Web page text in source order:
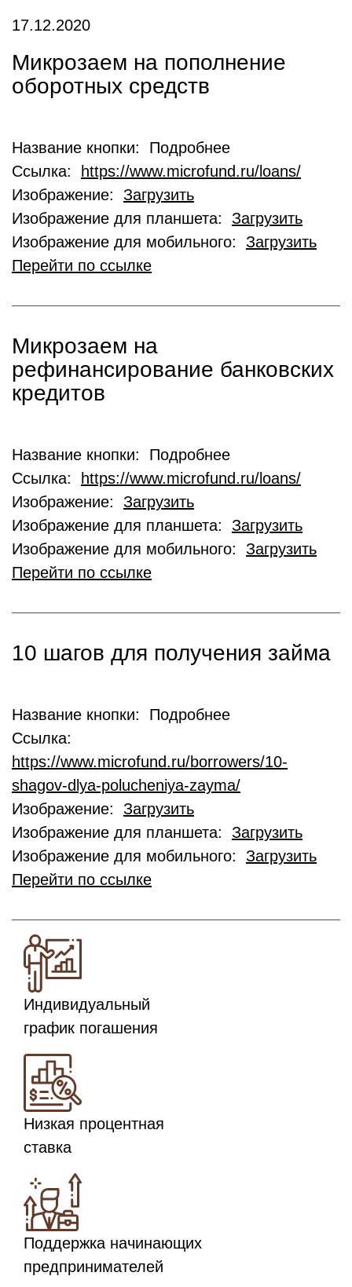
17.12.2020
Микрозаем на пополнение
оборотных средств
Название кнопки: Подробнее
Ссылка:
https://www.microfund.ru/loans/
Изображение: Загрузить
Изображение для планшета: Загрузить
Изображение для мобильного: Загрузить
Перейти по ссылке
Микрозаем на
рефинансирование банковских
кредитов
Название кнопки: Подробнее
Ссылка:
https://www.microfund.ru/loans/
Изображение: Загрузить
Изображение для планшета: Загрузить
Изображение для мобильного: Загрузить
Перейти по ссылке
10 шагов для получения займа
Название кнопки: Подробнее
Ссылка:
https://www.microfund.ru/borrowers/10-
shagov-dlya-polucheniya-zayma/
Изображение: Загрузить
Изображение для планшета: Загрузить
Изображение для мобильного: Загрузить
Перейти по ссылке
Индивидуальный
график погашения
Низкая процентная
ставка
Поддержка начинающих
предпринимателей